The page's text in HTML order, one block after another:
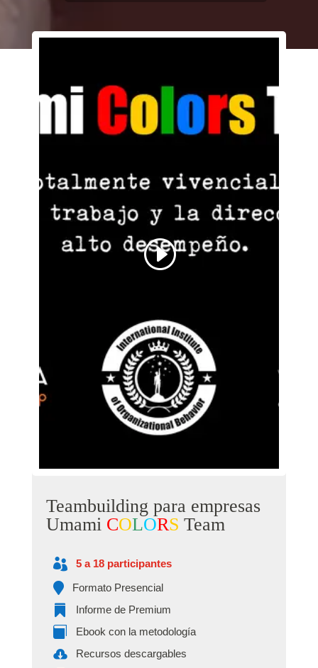
Teambuilding para empresas
Umami COLORS Team
 5 a 18 participantes
 Formato Presencial
 Informe de Premium
 Ebook con la metodología
 Recursos descargables